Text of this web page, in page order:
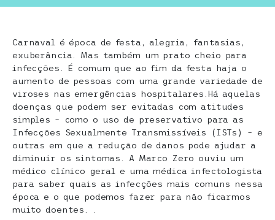
Carnaval é época de festa, alegria, fantasias,
exuberância. Mas também um prato cheio para
infecções. É comum que ao fim da festa haja o
aumento de pessoas com uma grande variedade de
viroses nas emergências hospitalares.Há aquelas
doenças que podem ser evitadas com atitudes
simples – como o uso de preservativo para as
Infecções Sexualmente Transmissíveis (ISTs) – e
outras em que a redução de danos pode ajudar a
diminuir os sintomas. A Marco Zero ouviu um
médico clínico geral e uma médica infectologista
para saber quais as infecções mais comuns nessa
época e o que podemos fazer para não ficarmos
muito doentes. .